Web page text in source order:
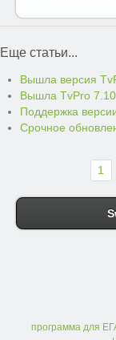
Еще статьи...
Вышла версия
Вышла TvPro
Поддержка
Срочное
1
программа для